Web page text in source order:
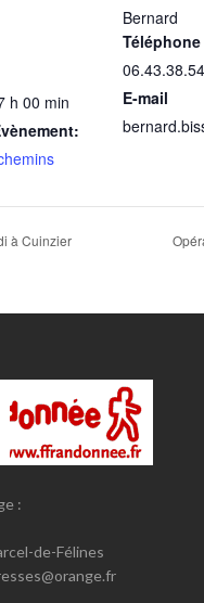
h 00 min
Bernard
Téléphone
E-mail
à Cuinzier
:
de-Félines